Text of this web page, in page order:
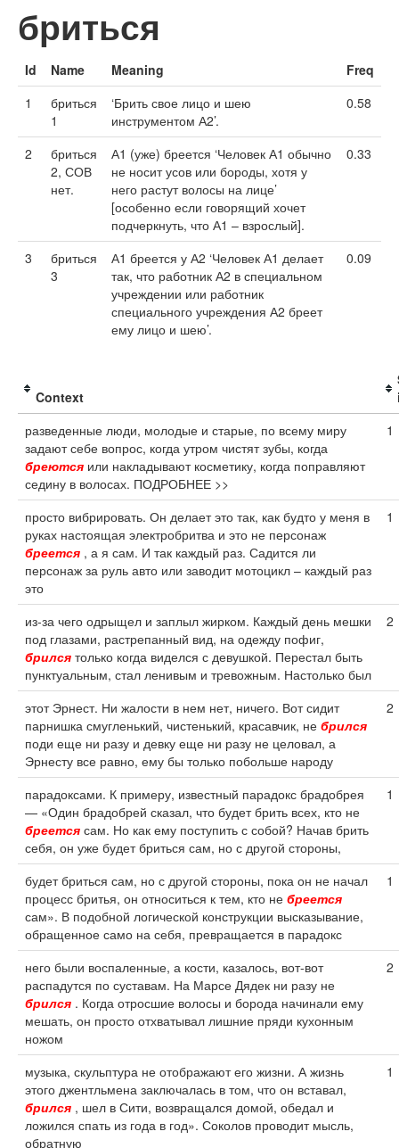
бриться
Id Name Meaning
Freq
1
бриться
1
‘Брить свое лицо и шею
инструментом А2’.
0.58
2
бриться
2, СОВ
нет.
А1 (уже) бреется ‘Человек А1 обычно
не носит усов или бороды, хотя у
него растут волосы на лице’
[особенно если говорящий хочет
подчеркнуть, что А1 – взрослый].
0.33
3
бриться
3
А1 бреется у А2 ‘Человек А1 делает
так, что работник А2 в специальном
учреждении или работник
специального учреждения А2 бреет
ему лицо и шею’.
0.09
Context
разведенные люди, молодые и старые, по всему миру
задают себе вопрос, когда утром чистят зубы, когда
бреются или накладывают косметику, когда поправляют
седину в волосах. ПОДРОБНЕЕ >>
1
просто вибрировать. Он делает это так, как будто у меня в
руках настоящая электробритва и это не персонаж
бреется , а я сам. И так каждый раз. Садится ли
персонаж за руль авто или заводит мотоцикл – каждый раз
это
1
из-за чего одрыщел и заплыл жирком. Каждый день мешки
под глазами, растрепанный вид, на одежду пофиг,
брился только когда виделся с девушкой. Перестал быть
пунктуальным, стал ленивым и тревожным. Настолько был
2
этот Эрнест. Ни жалости в нем нет, ничего. Вот сидит
парнишка смугленький, чистенький, красавчик, не брился
поди еще ни разу и девку еще ни разу не целовал, а
Эрнесту все равно, ему бы только побольше народу
2
парадоксами. К примеру, известный парадокс брадобрея
— «Один брадобрей сказал, что будет брить всех, кто не
бреется сам. Но как ему поступить с собой? Начав брить
себя, он уже будет бриться сам, но с другой стороны,
1
будет бриться сам, но с другой стороны, пока он не начал
процесс бритья, он относиться к тем, кто не бреется
сам». В подобной логической конструкции высказывание,
обращенное само на себя, превращается в парадокс
1
него были воспаленные, а кости, казалось, вот-вот
распадутся по суставам. На Марсе Дядек ни разу не
брился . Когда отросшие волосы и борода начинали ему
мешать, он просто отхватывал лишние пряди кухонным
ножом
2
музыка, скульптура не отображают его жизни. А жизнь
этого джентльмена заключалась в том, что он вставал,
брился , шел в Сити, возвращался домой, обедал и
ложился спать из года в год». Соколов проводит мысль,
обратную
1